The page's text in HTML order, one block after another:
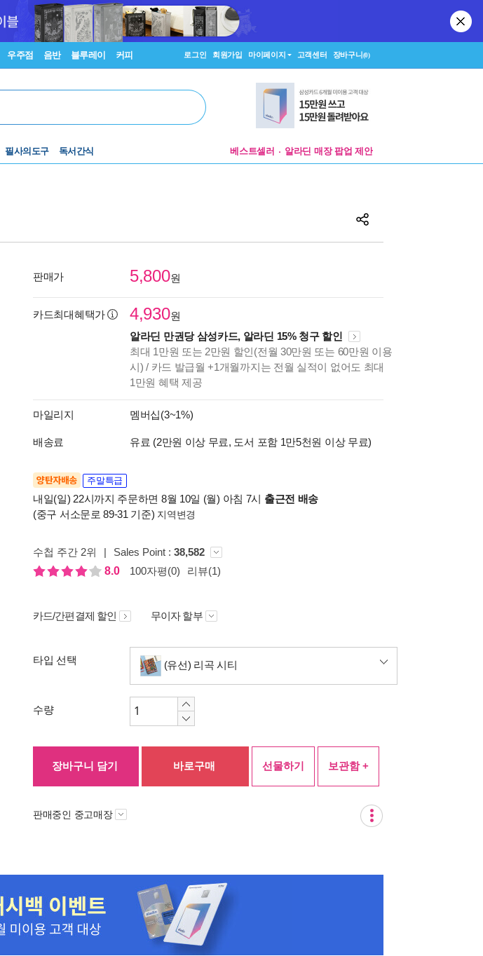
우주점 음반 블루레이 커피 로그인 회원가입 마이페이지 고객센터 장바구니(0)
필사의도구 독서간식 베스트셀러
알라딘 매장 팝업 제안
굿즈 파트너 신청
판매가 5,800원
카드최대혜택가 4,930원
알라딘 만권당 삼성카드, 알라딘 15% 청구 할인
최대 1만원 또는 2만원 할인(전월 30만원 또는 60만원 이용
시) / 카드 발급월 +1개월까지는 전월 실적이 없어도 최대
1만원 혜택 제공
마일리지 멤버십(3~1%)
배송료 유료 (2만원 이상 무료, 도서 포함 1만5천원 이상 무료)
양탄자배송 주말특급
내일(일) 22시까지 주문하면 8월 10일 (월) 아침 7시 출근전 배송
(중구 서소문로 89-31 기준) 지역변경
수첩 주간 2위 | Sales Point : 38,582
8.0
100자평(0) 리뷰(1)
카드/간편결제 할인 무이자 할부
타입 선택 (유선) 리곡 시티
수량
장바구니 담기 바로구매 선물하기 보관함 +
판매중인 중고매장